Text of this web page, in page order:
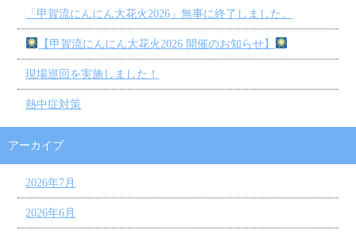
「甲賀流にんにん大花火2026」無事に終了しました。
【甲賀流にんにん大花火2026 開催のお知らせ】
現場巡回を実施しました！
熱中症対策
アーカイブ
2026年7月
2026年6月